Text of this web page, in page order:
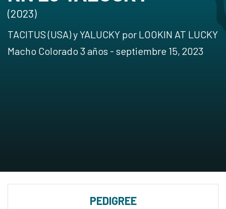
(2023)
TACITUS (USA) y YALUCKY por LOOKIN AT LUCKY
Macho Colorado 3 años - septiembre 15, 2023
PEDIGREE